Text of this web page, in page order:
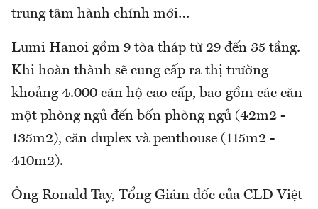
trung tâm hành chính mới…
Lumi Hanoi gồm 9 tòa tháp từ 29 đến 35 tầng.
Khi hoàn thành sẽ cung cấp ra thị trường
khoảng 4.000 căn hộ cao cấp, bao gồm các căn
một phòng ngủ đến bốn phòng ngủ (42m2 -
135m2), căn duplex và penthouse (115m2 -
410m2).
Ông Ronald Tay, Tổng Giám đốc của CLD Việt